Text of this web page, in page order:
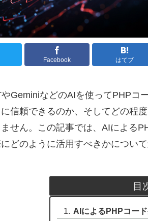
Facebook はてブ
GeminiなどのAIを使ってPHPコ
信頼できるのか、そしてどの程
せん。この記事では、AIによる
どのように活用すべきかについて
目
AIによるPHPコー